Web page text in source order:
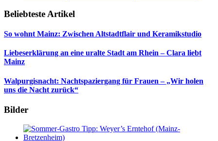
Beliebteste Artikel
So wohnt Mainz: Zwischen Altstadtflair und Keramikstudio
Liebeserklärung an eine uralte Stadt am Rhein – Clara liebt
Mainz
Walpurgisnacht: Nachtspaziergang für Frauen – „Wir holen
uns die Nacht zurück“
Bilder